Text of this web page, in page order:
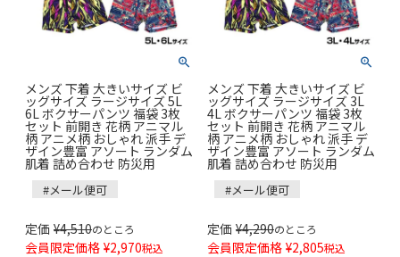
メンズ 下着 大きいサイズ ビ
ッグサイズ ラージサイズ 5L
6L ボクサーパンツ 福袋 3枚
セット 前開き 花柄 アニマル
柄 アニメ柄 おしゃれ 派手 デ
ザイン豊富 アソート ランダム
肌着 詰め合わせ 防災用
#メール便可
定価 ¥4,510のところ
会員限定価格 ¥2,970税込
メンズ 下着 大きいサイズ ビ
ッグサイズ ラージサイズ 3L
4L ボクサーパンツ 福袋 3枚
セット 前開き 花柄 アニマル
柄 アニメ柄 おしゃれ 派手 デ
ザイン豊富 アソート ランダム
肌着 詰め合わせ 防災用
#メール便可
定価 ¥4,290のところ
会員限定価格 ¥2,805税込